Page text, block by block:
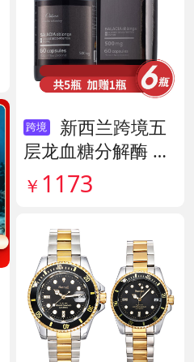
跨境
新西兰跨境五
层龙血糖分解酶 货
号138890
￥ 1173